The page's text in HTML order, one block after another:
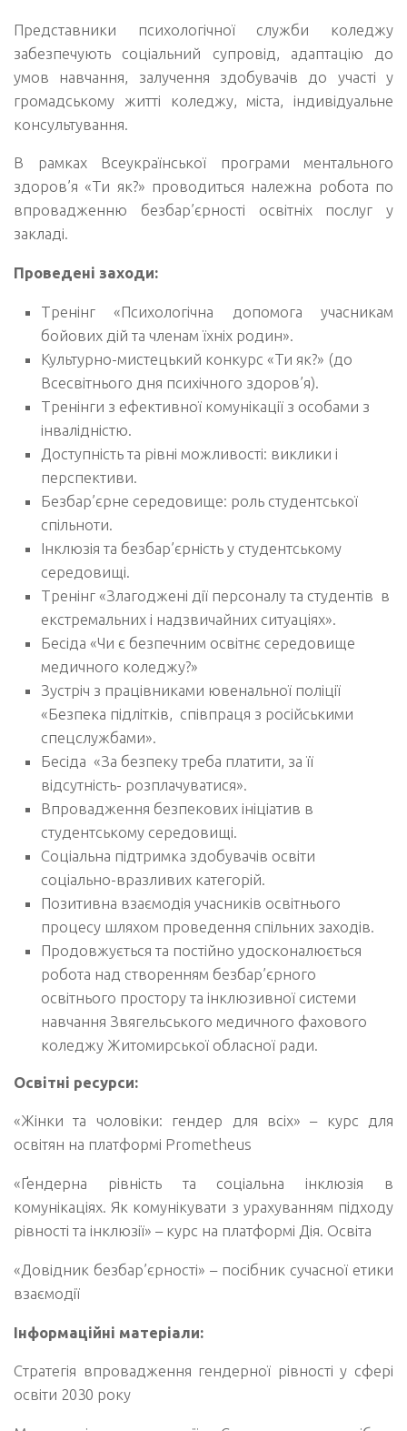
Представники психологічної служби коледжу
забезпечують соціальний супровід, адаптацію до
умов навчання, залучення здобувачів до участі у
громадському житті коледжу, міста, індивідуальне
консультування.
В рамках Всеукраїнської програми ментального
здоров’я «Ти як?» проводиться належна робота по
впровадженню безбар’єрності освітніх послуг у
закладі.
Проведені заходи:
Тренінг «Психологічна допомога учасникам
бойових дій та членам їхніх родин».
Культурно-мистецький конкурс «Ти як?» (до
Всесвітнього дня психічного здоров’я).
Тренінги з ефективної комунікації з особами з
інвалідністю.
Доступність та рівні можливості: виклики і
перспективи.
Безбар’єрне середовище: роль студентської
спільноти.
Інклюзія та безбар’єрність у студентському
середовищі.
Тренінг «Злагоджені дії персоналу та студентів в
екстремальних і надзвичайних ситуаціях».
Бесіда «Чи є безпечним освітнє середовище
медичного коледжу?»
Зустріч з працівниками ювенальної поліції
«Безпека підлітків, співпраця з російськими
спецслужбами».
Бесіда «За безпеку треба платити, за її
відсутність- розплачуватися».
Впровадження безпекових ініціатив в
студентському середовищі.
Соціальна підтримка здобувачів освіти
соціально-вразливих категорій.
Позитивна взаємодія учасників освітнього
процесу шляхом проведення спільних заходів.
Продовжується та постійно удосконалюється
робота над створенням безбар’єрного
освітнього простору та інклюзивної системи
навчання Звягельського медичного фахового
коледжу Житомирської обласної ради.
Освітні ресурси:
«Жінки та чоловіки: гендер для всіх» – курс для
освітян на платформі Prometheus
«Ґендерна рівність та соціальна інклюзія в
комунікаціях. Як комунікувати з урахуванням підходу
рівності та інклюзії» – курс на платформі Дія. Освіта
«Довідник безбар’єрності» – посібник сучасної етики
взаємодії
Інформаційні матеріали:
Стратегія впровадження гендерної рівності у сфері
освіти 2030 року